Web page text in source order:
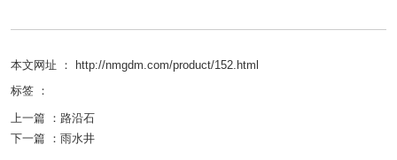
本文网址 ： http://nmgdm.com/product/152.html
标签 ：
上一篇 ： 路沿石
下一篇 ： 雨水井